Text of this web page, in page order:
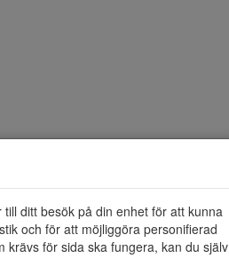
ditt besök på din enhet för att kunna
och för att möjliggöra personifierad
krävs för sida ska fungera, kan du själv